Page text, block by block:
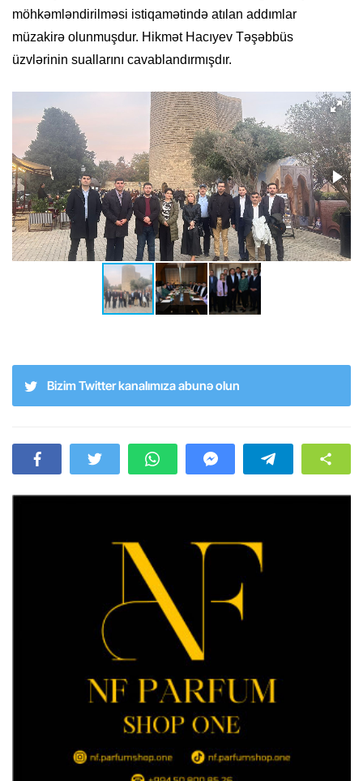
möhkəmləndirilməsi istiqamətində atılan addımlar
müzakirə olunmuşdur. Hikmət Hacıyev Təşəbbüs
üzvlərinin suallarını cavablandırmışdır.
Bizim Twitter kanalımıza abunə olun